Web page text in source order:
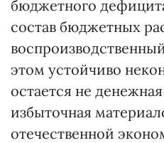
бюджетного
состав бюджетных
этом устойчиво
остается не
избыточная
отечественной